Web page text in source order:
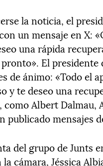
la noticia, el
un mensaje en X:
una rápida
El presidente
de ánimo: «Todo el
y te deseo una
como Albert Dalmau,
publicado mensajes
del grupo de Junts
cámara, Jéssica